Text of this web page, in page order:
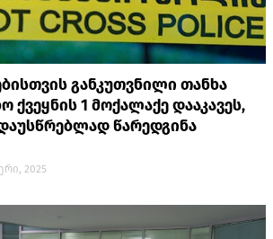
განკუთვნილი თანხა
ქვეყნის 1 მოქალაქე დააკავეს,
წარედგინა
2025